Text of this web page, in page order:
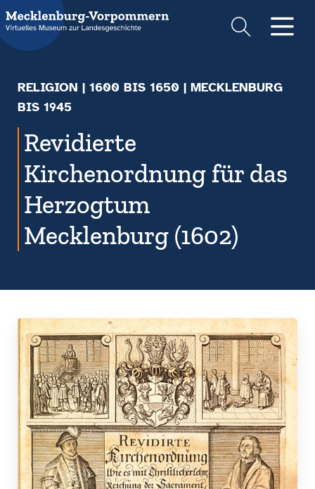
Suche
RELIGION | 1600 BIS 1650 | MECKLENBURG
BIS 1945
Revidierte
Kirchenordnung für das
Herzogtum
Mecklenburg (1602)